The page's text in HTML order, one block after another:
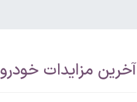
آخرین مزایدات خودرو